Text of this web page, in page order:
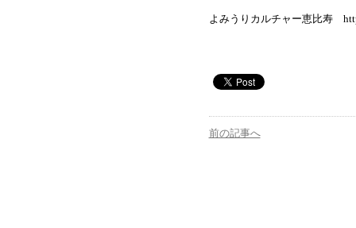
よみうりカルチャー恵比寿
前の記事へ